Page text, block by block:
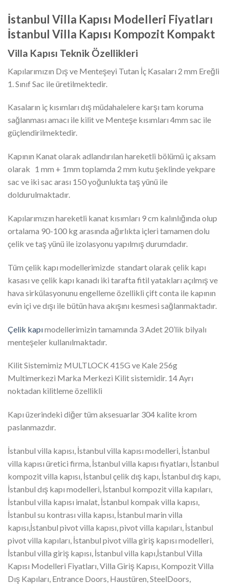
İstanbul Villa Kapısı Modelleri Fiyatları
İstanbul Villa Kapısı Kompozit Kompakt
Villa Kapısı Teknik Özellikleri
Kapılarımızın Dış ve Menteşeyi Tutan İç Kasaları 2 mm Ereğli
1. Sınıf Sac ile üretilmektedir.
Kasaların iç kısımları dış müdahalelere karşı tam koruma
sağlanması amacı ile kilit ve Menteşe kısımları 4mm sac ile
güçlendirilmektedir.
Kapının Kanat olarak adlandırılan hareketli bölümü iç aksam
olarak 1 mm + 1mm toplamda 2 mm kutu şeklinde yekpare
sac ve iki sac arası 150 yoğunlukta taş yünü ile
doldurulmaktadır.
Kapılarımızın hareketli kanat kısımları 9 cm kalınlığında olup
ortalama 90-100 kg arasında ağırlıkta içleri tamamen dolu
çelik ve taş yünü ile izolasyonu yapılmış durumdadır.
Tüm çelik kapı modellerimizde standart olarak çelik kapı
kasası ve çelik kapı kanadı iki tarafta fitil yatakları açılmış ve
hava sirkülasyonunu engelleme özellikli çift conta ile kapının
evin içi ve dışı ile bütün hava akışını kesmesi sağlanmaktadır.
Çelik kapımodellerimizin tamamında 3 Adet 20’lik bilyalı
menteşeler kullanılmaktadır.
Kilit Sistemimiz MULTLOCK 415G ve Kale 256g
Multimerkezi Marka Merkezi Kilit sistemidir. 14 Ayrı
noktadan kilitleme özellikli
Kapı üzerindeki diğer tüm aksesuarlar 304 kalite krom
paslanmazdır.
İstanbul villa kapısı, İstanbul villa kapısı modelleri, İstanbul
villa kapısı üretici firma, İstanbul villa kapısı fiyatları, İstanbul
kompozit villa kapısı, İstanbul çelik dış kapı, İstanbul dış kapı,
İstanbul dış kapı modelleri, İstanbul kompozit villa kapıları,
İstanbul villa kapısı imalat, İstanbul kompak villa kapısı,
İstanbul su kontrası villa kapısı, İstanbul marin villa
kapısı,İstanbul pivot villa kapısı, pivot villa kapıları, İstanbul
pivot villa kapıları, İstanbul pivot villa giriş kapısı modelleri,
İstanbul villa giriş kapısı, İstanbul villa kapı,İstanbul Villa
Kapısı Modelleri Fiyatları, Villa Giriş Kapısı, Kompozit Villa
Dış Kapıları, Entrance Doors, Haustüren, SteelDoors,